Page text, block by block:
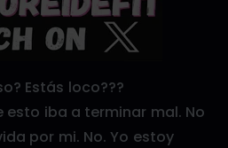
Estás loco???
esto iba a terminar mal. No
por mi. No. Yo estoy